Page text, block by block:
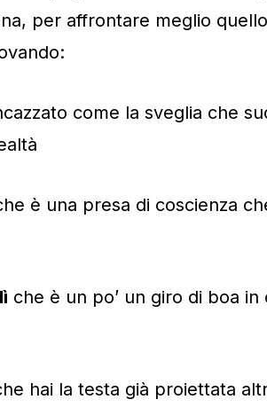
per affrontare meglio
come la sveglia che
è una presa di coscienza
che è un po’ un giro di boa in
hai la testa già proiettata